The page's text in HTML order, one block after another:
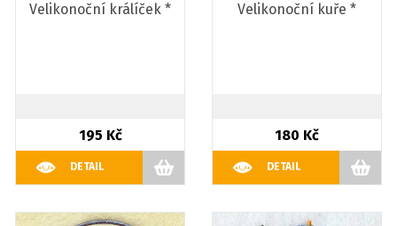
Velikonoční králíček *
195 Kč
DETAIL
Velikonoční kuře *
180 Kč
DETAIL